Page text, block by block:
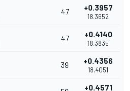
47 +0.3957
18.3652
47 +0.4140
18.3835
39 +0.4356
18.4051
+0.4571